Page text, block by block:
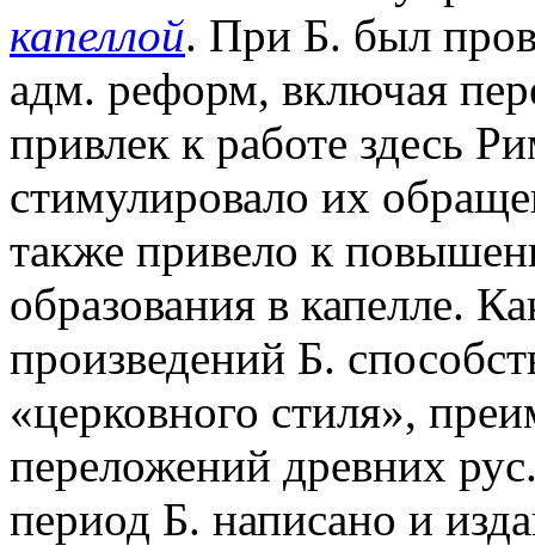
капеллой. При Б. был
адм. реформ, включая
привлек к работе здесь
стимулировало их
также привело к
образования в капелле.
произведений Б.
«церковного стиля»,
переложений древних
период Б. написано и